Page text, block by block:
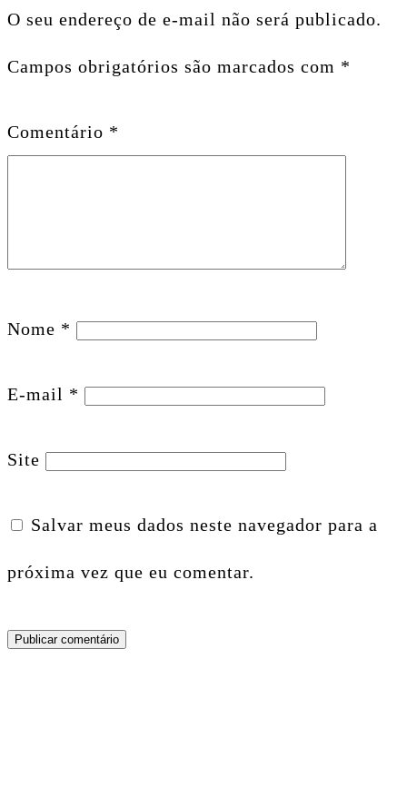
O seu endereço de e-mail não será publicado.
Campos obrigatórios são marcados com *
Comentário *
Nome *
E-mail *
Site
Salvar meus dados neste navegador para a
próxima vez que eu comentar.